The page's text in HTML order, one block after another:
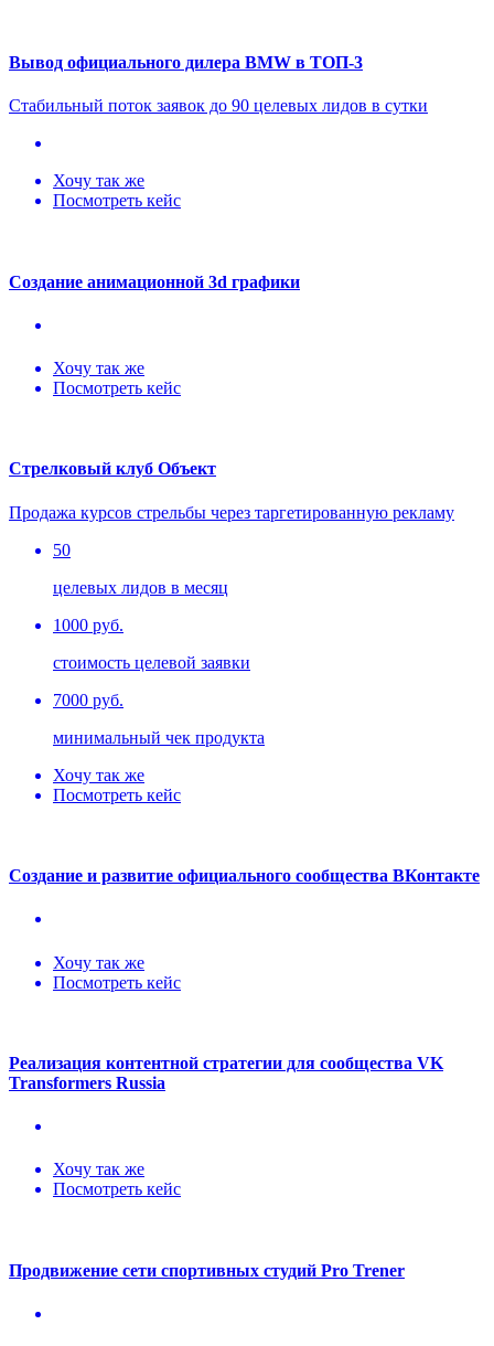
Вывод официального дилера BMW в ТОП-3
Стабильный поток заявок до 90 целевых лидов в сутки
Хочу так же
Посмотреть кейс
Создание анимационной 3d графики
Хочу так же
Посмотреть кейс
Стрелковый клуб Объект
Продажа курсов стрельбы через таргетированную рекламу
50
целевых лидов в месяц
1000 руб.
стоимость целевой заявки
7000 руб.
минимальный чек продукта
Хочу так же
Посмотреть кейс
Создание и развитие официального сообщества ВКонтакте
Хочу так же
Посмотреть кейс
Реализация контентной стратегии для сообщества VK
Transformers Russia
Хочу так же
Посмотреть кейс
Продвижение сети спортивных студий Pro Trener